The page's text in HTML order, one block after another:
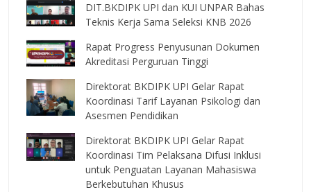
DIT.BKDIPK UPI dan KUI UNPAR Bahas
Teknis Kerja Sama Seleksi KNB 2026
Rapat Progress Penyusunan Dokumen
Akreditasi Perguruan Tinggi
Direktorat BKDIPK UPI Gelar Rapat
Koordinasi Tarif Layanan Psikologi dan
Asesmen Pendidikan
Direktorat BKDIPK UPI Gelar Rapat
Koordinasi Tim Pelaksana Difusi Inklusi
untuk Penguatan Layanan Mahasiswa
Berkebutuhan Khusus